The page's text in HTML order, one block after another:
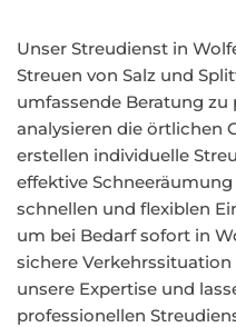
Unser Streudienst in
Streuen von Salz und
umfassende Beratung
analysieren die örtlichen
erstellen individuelle
effektive
schnellen und flexiblen
um bei Bedarf sofort in
sichere Verkehrssituation
unsere Expertise und
professionellen